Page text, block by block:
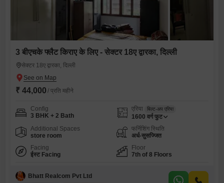
3 बीएचके फ्लैट किराए के लिए - सेक्टर 18ए द्वारका, दिल्ली
सेक्टर 18ए द्वारका, दिल्ली
₹ 44,000 / प्रति महीने
Config
3 BHK + 2 Bath
एरिया बिल्ट-अप एरिया
1600 वर्ग फुट
Additional Spaces
store room
फर्निशिंग स्थिति
अर्ध-सुसज्जित
Facing
ईस्ट Facing
Floor
7th of 8 Floors
Bhatt Realcom Pvt Ltd